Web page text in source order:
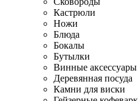
Кастрюли
Ножи
Блюда
Бокалы
Бутылки
Винные аксессуары
Деревянная посуда
Камни для виски